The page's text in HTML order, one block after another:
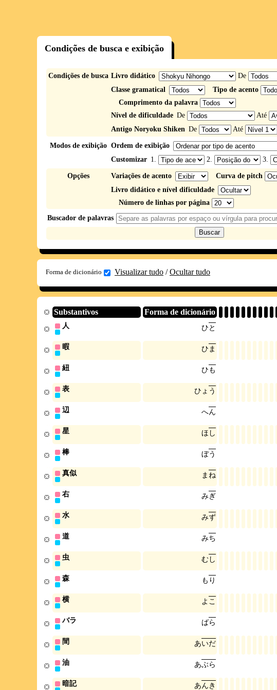
Condições de busca e exibição
Condições de busca Livro didático De
Classe gramatical
Tipo de acento
Comprimento da palavra
Nível de dificuldade De
Até
Antigo Noryoku Shiken De Até
Modos de exibição Ordem de exibição
Customizar 1. 2. 3.
Opções Variações de acento
Curva de pitch
Livro didático e nível dificuldade
Número de linhas por página
Buscador de palavras
Forma de dicionário Visualizar tudo /Ocultar tudo
Substantivos Forma de dicionário
人 ひと
暇 ひ ま
紐 ひも
表 ひ ょ う
辺 へん
星 ほ し
棒 ぼう
真似 ま ね
右 みぎ
水 みず
道 みち
虫 むし
森 も り
横 よ こ
バラ ばら
間 あいだ
油 あぶら
暗記 あんき